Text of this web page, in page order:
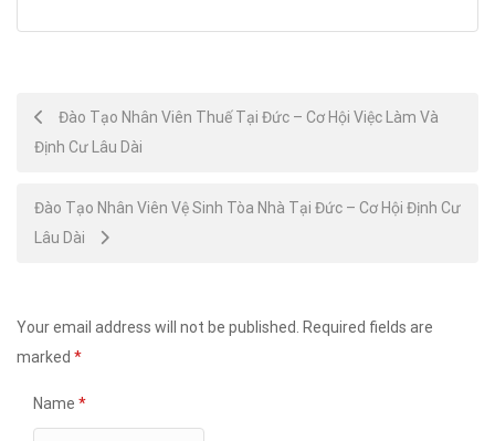
Post
navigation
Đào Tạo Nhân Viên Thuế Tại Đức – Cơ Hội Việc Làm Và
Định Cư Lâu Dài
Đào Tạo Nhân Viên Vệ Sinh Tòa Nhà Tại Đức – Cơ Hội Định Cư
Lâu Dài
Your email address will not be published.
Required fields are
marked *
Name *